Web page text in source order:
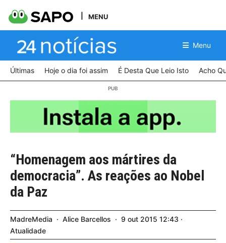
MENU
Menu
Últimas Hoje o dia foi assim É Desta Que Leio Isto Acho
“Homenagem aos mártires da
democracia”. As reações ao Nobel
da Paz
MadreMedia Alice Barcellos 9 out 2015 12:43
Atualidade